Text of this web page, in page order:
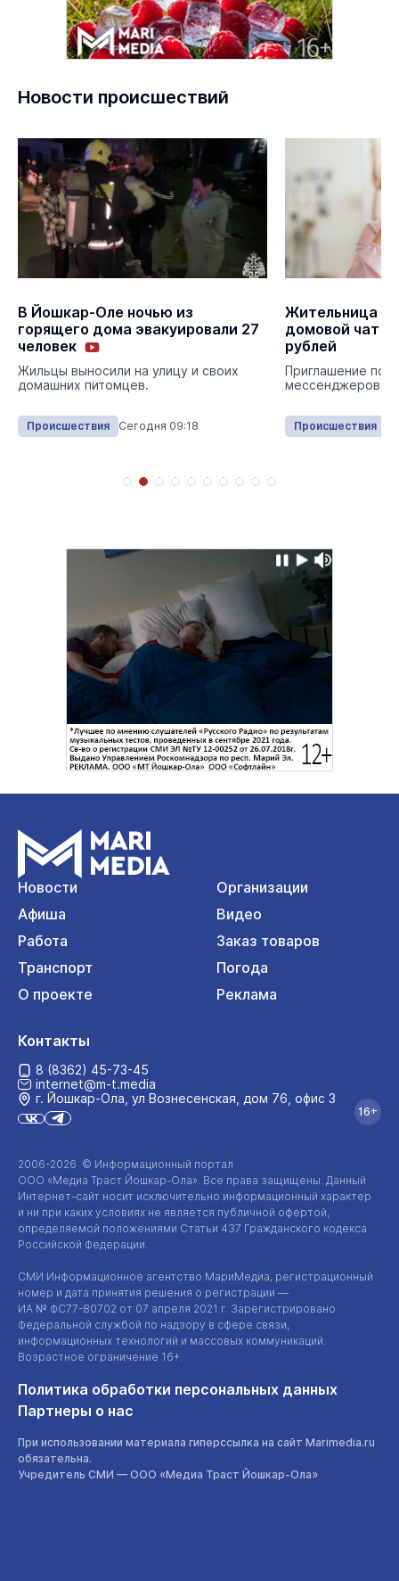
Новости происшествий
В Йошкар-Оле ночью из
горящего дома эвакуировали 27
человек
Жильцы выносили на улицу и своих
домашних питомцев.
Происшествия Сегодня 09:18
Жительница
домовой чат и
рублей
Приглашение
мессенджеров.
Происшествия
Новости
Организации
Афиша
Видео
Работа
Заказ товаров
Транспорт
Погода
О проекте
Реклама
2006-2026 © Информационный портал
ООО «Медиа Траст Йошкар-Ола». Все права защищены. Данный
Интернет-сайт носит исключительно информационный характер
и ни при каких условиях не является публичной офертой,
определяемой положениями Статьи 437 Гражданского кодекса
Российской Федерации.
СМИ Информационное агентство МариМедиа, регистрационный
номер и дата принятия решения о регистрации —
ИА № ФС77-80702 от 07 апреля 2021 г. Зарегистрировано
Федеральной службой по надзору в сфере связи,
информационных технологий и массовых коммуникаций.
Возрастное ограничение 16+.
Политика обработки персональных данных
Партнеры о нас
При использовании материала гиперссылка на сайт Marimedia.ru
обязательна.
Учредитель СМИ — ООО «Медиа Траст Йошкар-Ола»
Контакты
8 (8362) 45-73-45
internet@m-t.media
г. Йошкар‑Ола, ул Вознесенская, дом 76, офис 3
16+